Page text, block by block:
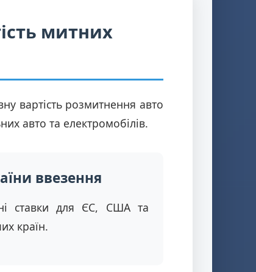
митних
вартість розмитнення авто
авто та електромобілів.
ввезення
ставки для ЄС, США та
країн.